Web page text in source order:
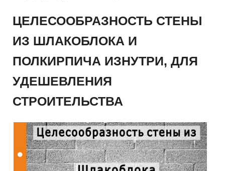
ЦЕЛЕСООБРАЗНОСТЬ СТЕНЫ
ИЗ ШЛАКОБЛОКА И
ПОЛКИРПИЧА ИЗНУТРИ, ДЛЯ
УДЕШЕВЛЕНИЯ
СТРОИТЕЛЬСТВА